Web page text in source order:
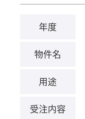
年度
物件名
用途
受注内容